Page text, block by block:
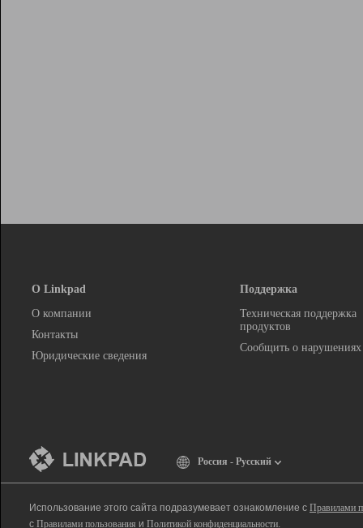
О Linkpad
О компании
Контакты
Юридические сведения
Поддержка
Техническая поддержка
продуктов
Сообщить о нарушениях
Россия - Русский
Использование этого сайта подразумевает ознакомление с Правилами
с Правилами пользования и Политикой конфиденциальности.